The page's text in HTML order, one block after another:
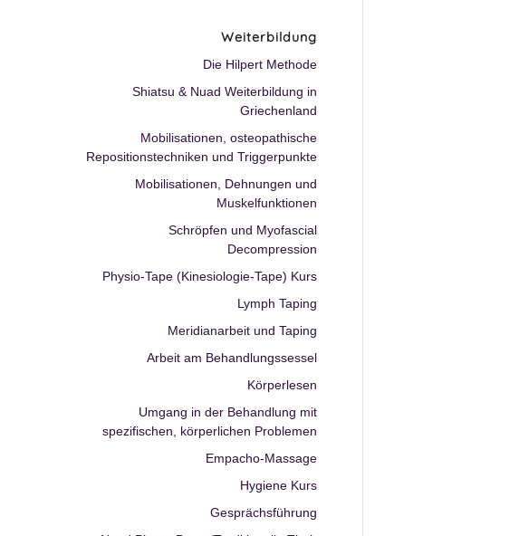
Weiterbildung
Die Hilpert Methode
Shiatsu & Nuad Weiterbildung in
Griechenland
Mobilisationen, osteopathische
Repositionstechniken und Triggerpunkte
Mobilisationen, Dehnungen und
Muskelfunktionen
Schröpfen und Myofascial
Decompression
Physio-Tape (Kinesiologie-Tape) Kurs
Lymph Taping
Meridianarbeit und Taping
Arbeit am Behandlungssessel
Körperlesen
Umgang in der Behandlung mit
spezifischen, körperlichen Problemen
Empacho-Massage
Hygiene Kurs
Gesprächsführung